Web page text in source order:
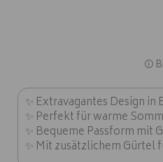
🛈
✨ Extravagantes Design in
✨ Perfekt für warme
✨ Bequeme Passform mit
✨ Mit zusätzlichem